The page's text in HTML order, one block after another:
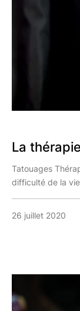
La
Tatouages
difficulté de la
26 juillet 2020